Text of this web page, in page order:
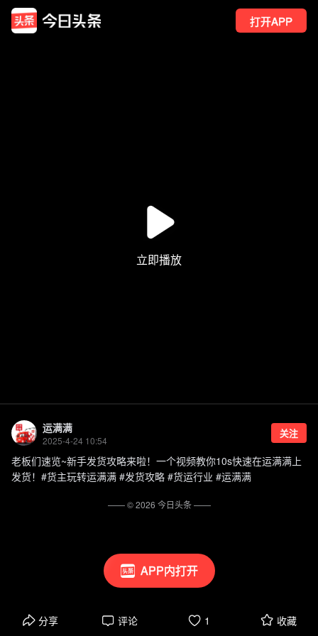
打开APP
APP内打开
运满满
2025-4-24 10:54
关注
老板们速览~新手发货攻略来啦！一个视频教你10s快速在运满满上
发货！#货主玩转运满满 #发货攻略 #货运行业 #运满满
分享 评论 1 收藏
—— ©2026 今日头条——